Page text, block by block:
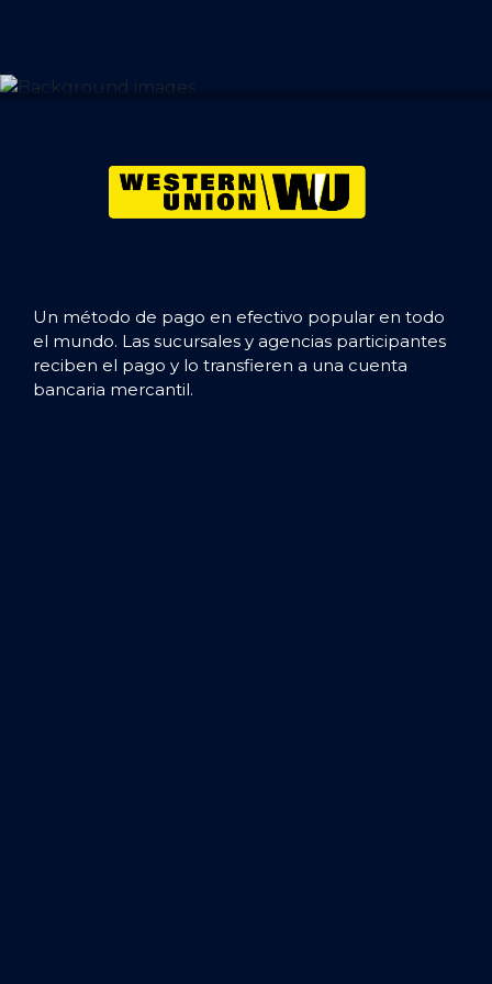
Un método de pago en efectivo popular en todo
el mundo. Las sucursales y agencias participantes
reciben el pago y lo transfieren a una cuenta
bancaria mercantil.